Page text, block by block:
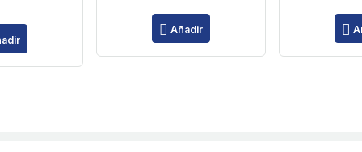
Añadir